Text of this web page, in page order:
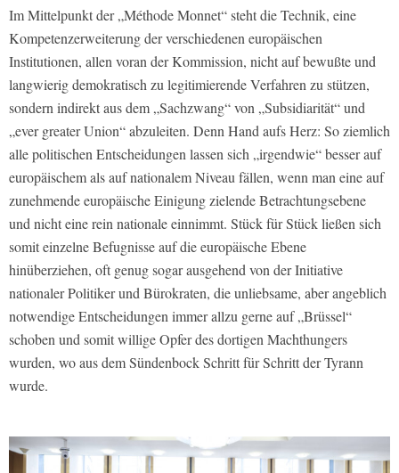
Im Mittelpunkt der „Méthode Monnet“ steht die Technik, eine
Kompetenzerweiterung der verschiedenen europäischen
Institutionen, allen voran der Kommission, nicht auf bewußte und
langwierig demokratisch zu legitimierende Verfahren zu stützen,
sondern indirekt aus dem „Sachzwang“ von „Subsidiarität“ und
„ever greater Union“ abzuleiten. Denn Hand aufs Herz: So ziemlich
alle politischen Entscheidungen lassen sich „irgendwie“ besser auf
europäischem als auf nationalem Niveau fällen, wenn man eine auf
zunehmende europäische Einigung zielende Betrachtungsebene
und nicht eine rein nationale einnimmt. Stück für Stück ließen sich
somit einzelne Befugnisse auf die europäische Ebene
hinüberziehen, oft genug sogar ausgehend von der Initiative
nationaler Politiker und Bürokraten, die unliebsame, aber angeblich
notwendige Entscheidungen immer allzu gerne auf „Brüssel“
schoben und somit willige Opfer des dortigen Machthungers
wurden, wo aus dem Sündenbock Schritt für Schritt der Tyrann
wurde.